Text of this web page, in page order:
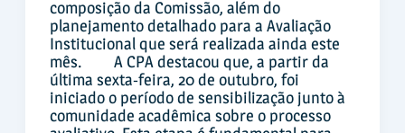
composição da Comissão, além do
planejamento detalhado para a Avaliação
Institucional que será realizada ainda este
mês. A CPA destacou que, a partir da
última sexta-feira, 20 de outubro, foi
iniciado o período de sensibilização junto à
comunidade acadêmica sobre o processo